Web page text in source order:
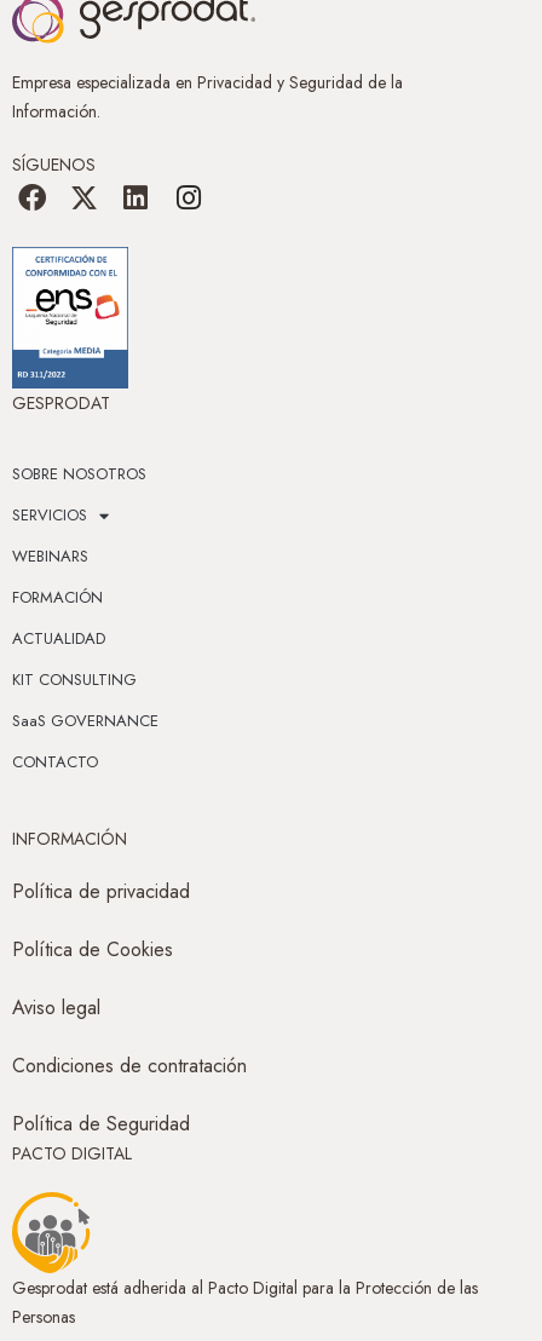
Empresa especializada en Privacidad y Seguridad de la
Información.
SÍGUENOS
GESPRODAT
SOBRE NOSOTROS
SERVICIOS
WEBINARS
FORMACIÓN
ACTUALIDAD
KIT CONSULTING
SaaS GOVERNANCE
CONTACTO
INFORMACIÓN
Política de privacidad
Política de Cookies
Aviso legal
Condiciones de contratación
Política de Seguridad
PACTO DIGITAL
Gesprodat está adherida al Pacto Digital para la Protección de las
Personas